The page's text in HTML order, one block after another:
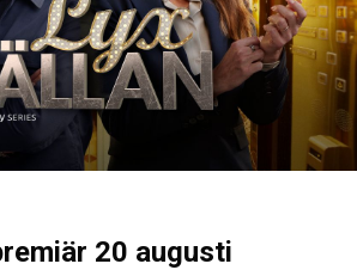
20 augusti